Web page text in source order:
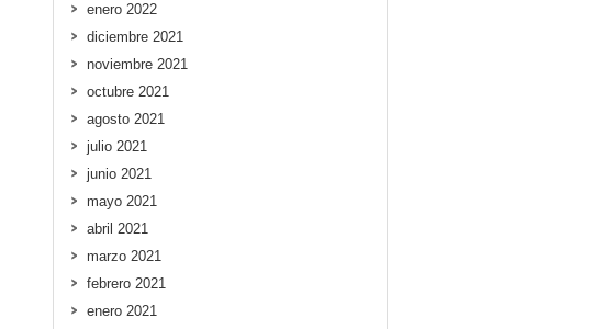
enero 2022
diciembre 2021
noviembre 2021
octubre 2021
agosto 2021
julio 2021
junio 2021
mayo 2021
abril 2021
marzo 2021
febrero 2021
enero 2021